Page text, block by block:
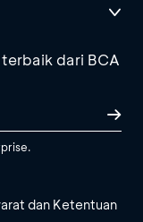
dari BCA
dan Ketentuan